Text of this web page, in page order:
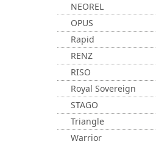
NEOREL
OPUS
Rapid
RENZ
RISO
Royal Sovereign
STAGO
Triangle
Warrior